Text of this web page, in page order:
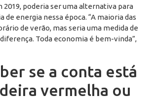
2019, poderia ser uma alternativa para
de energia nessa época. “A maioria das
de verão, mas seria uma medida de
Toda economia é bem-vinda”,
se a conta está
vermelha ou